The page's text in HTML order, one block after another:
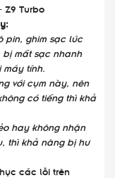
Z9 Turbo
pin, ghim sạc lúc
mất sạc nhanh
tính.
với cụm này, nên
có tiếng thì khả
hay không nhận
thì khả năng bị hư
các lỗi trên